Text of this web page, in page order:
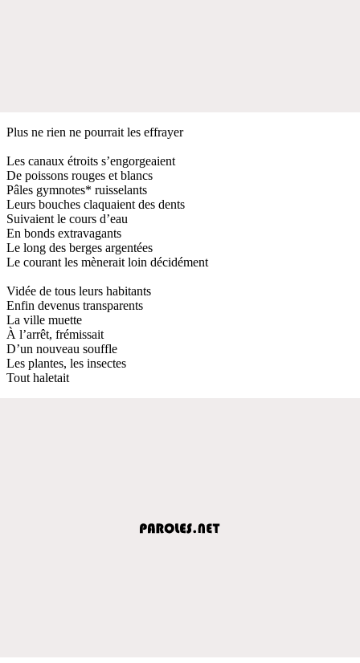
Plus ne rien ne pourrait les effrayer
Les canaux étroits s’engorgeaient
De poissons rouges et blancs
Pâles gymnotes* ruisselants
Leurs bouches claquaient des dents
Suivaient le cours d’eau
En bonds extravagants
Le long des berges argentées
Le courant les mènerait loin décidément
Vidée de tous leurs habitants
Enfin devenus transparents
La ville muette
À l’arrêt, frémissait
D’un nouveau souffle
Les plantes, les insectes
Tout haletait